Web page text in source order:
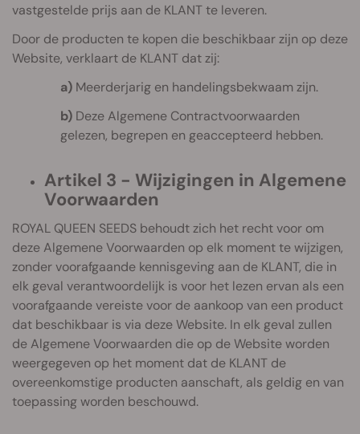
vastgestelde prijs aan de KLANT te leveren.
Door de producten te kopen die beschikbaar zijn op deze
Website, verklaart de KLANT dat zij:
a) Meerderjarig en handelingsbekwaam zijn.
b) Deze Algemene Contractvoorwaarden
gelezen, begrepen en geaccepteerd hebben.
Artikel 3 - Wijzigingen in Algemene
Voorwaarden
ROYAL QUEEN SEEDS behoudt zich het recht voor om
deze Algemene Voorwaarden op elk moment te wijzigen,
zonder voorafgaande kennisgeving aan de KLANT, die in
elk geval verantwoordelijk is voor het lezen ervan als een
voorafgaande vereiste voor de aankoop van een product
dat beschikbaar is via deze Website. In elk geval zullen
de Algemene Voorwaarden die op de Website worden
weergegeven op het moment dat de KLANT de
overeenkomstige producten aanschaft, als geldig en van
toepassing worden beschouwd.